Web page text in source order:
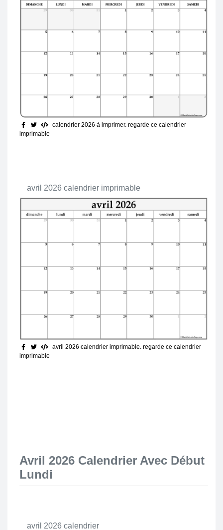
calendrier 2026 à imprimer. regarde ce calendrier
imprimable
avril 2026 calendrier imprimable
avril 2026 calendrier imprimable . regarde ce calendrier
imprimable
Avril 2026 Calendrier Avec Début
Lundi
avril 2026 calendrier